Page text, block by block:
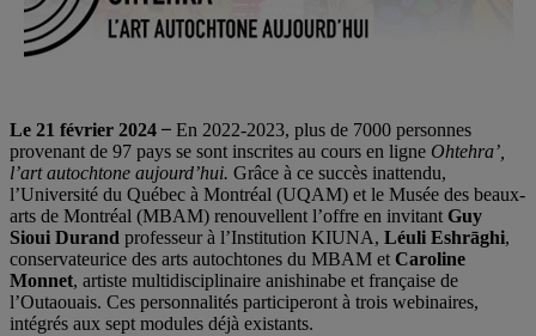
Le 21 février 2024 ̶ En 2022-2023, plus de 7000 personnes
provenant de 97 pays se sont inscrites au cours en ligne Ohtehra’,
l’art autochtone aujourd’hui. Grâce à ce succès inattendu,
l’Université du Québec à Montréal (UQAM) et le Musée des beaux-
arts de Montréal (MBAM) renouvellent l’offre en invitant Guy
Sioui Durand professeur à l’Institution KIUNA, Léuli Eshrāghi,
conservateurice des arts autochtones du MBAM et Caroline
Monnet, artiste multidisciplinaire anishinabe et française de
l’Outaouais. Ces personnalités participeront à trois webinaires,
intégrés aux sept modules déjà existants.